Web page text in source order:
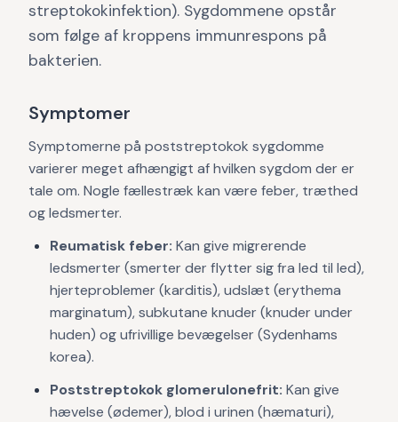
streptokokinfektion). Sygdommene opstår
som følge af kroppens immunrespons på
bakterien.
Symptomer
Symptomerne på poststreptokok sygdomme
varierer meget afhængigt af hvilken sygdom der er
tale om. Nogle fællestræk kan være feber, træthed
og ledsmerter.
Reumatisk feber: Kan give migrerende
ledsmerter (smerter der flytter sig fra led til led),
hjerteproblemer (karditis), udslæt (erythema
marginatum), subkutane knuder (knuder under
huden) og ufrivillige bevægelser (Sydenhams
korea).
Poststreptokok glomerulonefrit: Kan give
hævelse (ødemer), blod i urinen (hæmaturi),